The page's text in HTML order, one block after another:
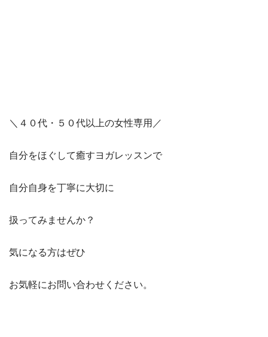
＼４０代・５０代以上の女性専用／
自分をほぐして癒すヨガレッスンで
自分自身を丁寧に大切に
扱ってみませんか？
気になる方はぜひ
お気軽にお問い合わせください。